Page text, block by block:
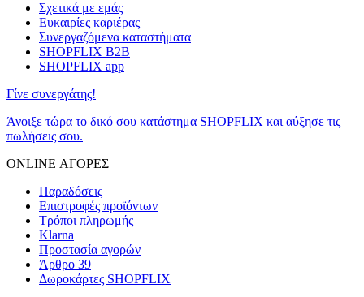
Σχετικά με εμάς
Ευκαιρίες καριέρας
Συνεργαζόμενα καταστήματα
SHOPFLIX B2B
SHOPFLIX app
Γίνε συνεργάτης!
Άνοιξε τώρα το δικό σου κατάστημα SHOPFLIX και αύξησε τις
πωλήσεις σου.
ONLINE ΑΓΟΡΕΣ
Παραδόσεις
Επιστροφές προϊόντων
Τρόποι πληρωμής
Klarna
Προστασία αγορών
Άρθρο 39
Δωροκάρτες SHOPFLIX